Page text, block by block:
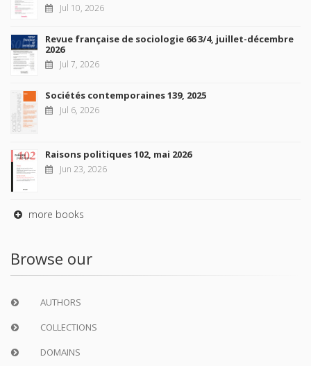
Jul 10, 2026
Revue française de sociologie 66 3/4, juillet-décembre
2026
Jul 7, 2026
Sociétés contemporaines 139, 2025
Jul 6, 2026
Raisons politiques 102, mai 2026
Jun 23, 2026
more books
Browse our
AUTHORS
COLLECTIONS
DOMAINS